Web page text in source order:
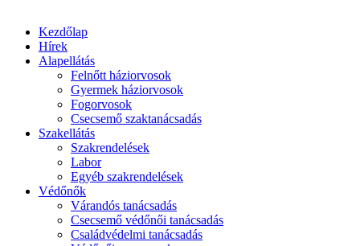
Kezdőlap
Hírek
Alapellátás
Felnőtt háziorvosok
Gyermek háziorvosok
Fogorvosok
Csecsemő szaktanácsadás
Szakellátás
Szakrendelések
Labor
Egyéb szakrendelések
Védőnők
Várandós tanácsadás
Csecsemő védőnői tanácsadás
Családvédelmi tanácsadás